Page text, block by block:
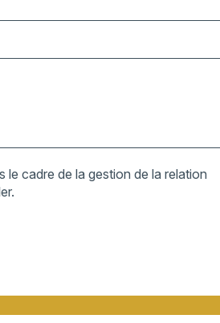
cadre de la gestion de la relation